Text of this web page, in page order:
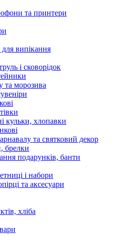
та принтери
випікання
і сковорідок
та морозива
кульки, хлопавки
та святковий декор
брелки
подарунків, банти
і набори
та аксесуари
хліба